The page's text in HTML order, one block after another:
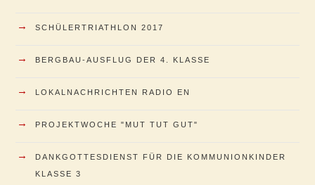
→ SCHÜLERTRIATHLON 2017
→ BERGBAU-AUSFLUG DER 4. KLASSE
→ LOKALNACHRICHTEN RADIO EN
→ PROJEKTWOCHE "MUT TUT GUT"
→
DANKGOTTESDIENST FÜR DIE KOMMUNIONKINDER
KLASSE 3